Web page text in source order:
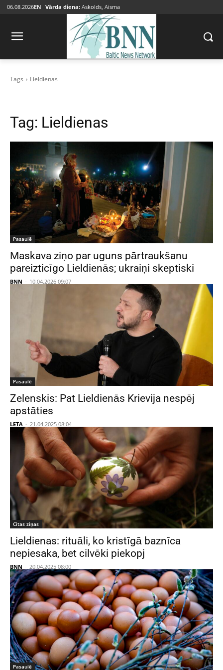
06.08.2026EN Vārda diena: Askolds, Aisma
Tags Lieldienas
Tag: Lieldienas
Pasaulē
Maskava ziņo par uguns pārtraukšanu
pareizticīgo Lieldienās; ukraiņi skeptiski
BNN - 10.04.2026 09:07
Pasaulē
Zelenskis: Pat Lieldienās Krievija nespēj
apstāties
LETA - 21.04.2025 08:04
Citas ziņas
Lieldienas: rituāli, ko kristīgā baznīca
nepiesaka, bet cilvēki piekopj
BNN - 20.04.2025 08:00
Pasaulē